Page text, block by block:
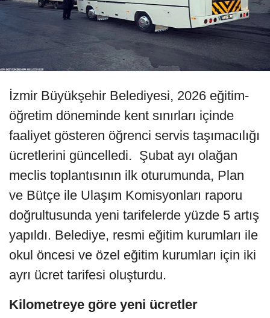
İzmir Büyükşehir Belediyesi, 2026 eğitim-
öğretim döneminde kent sınırları içinde
faaliyet gösteren öğrenci servis taşımacılığı
ücretlerini güncelledi. Şubat ayı olağan
meclis toplantısının ilk oturumunda, Plan
ve Bütçe ile Ulaşım Komisyonları raporu
doğrultusunda yeni tarifelerde yüzde 5 artış
yapıldı. Belediye, resmi eğitim kurumları ile
okul öncesi ve özel eğitim kurumları için iki
ayrı ücret tarifesi oluşturdu.
Kilometreye göre yeni ücretler